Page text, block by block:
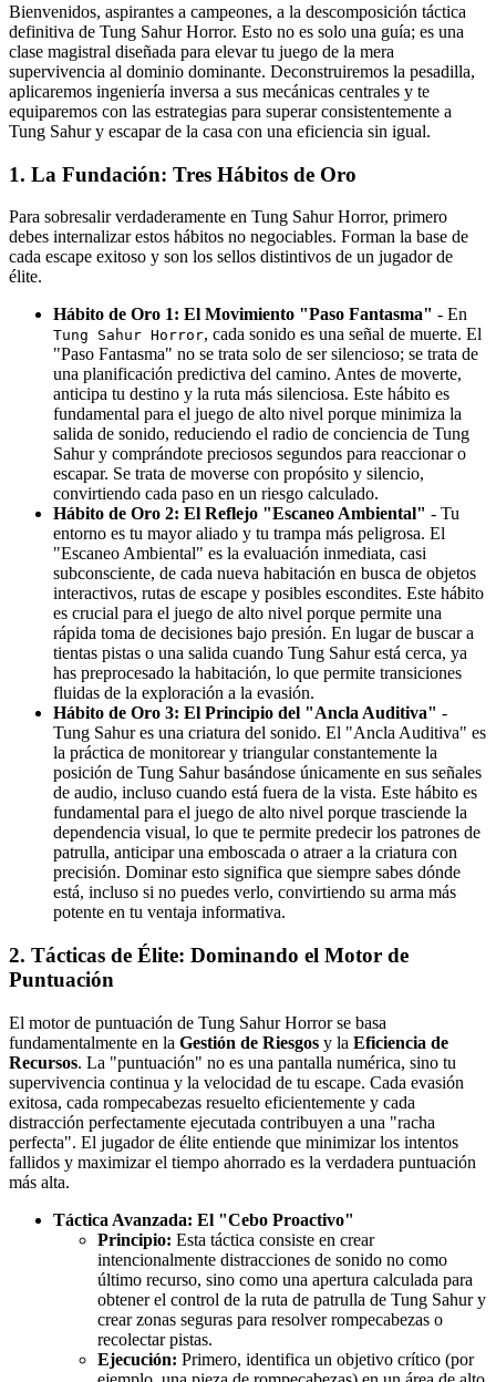
Bienvenidos, aspirantes a campeones, a la descomposición táctica
definitiva de Tung Sahur Horror. Esto no es solo una guía; es una
clase magistral diseñada para elevar tu juego de la mera
supervivencia al dominio dominante. Deconstruiremos la pesadilla,
aplicaremos ingeniería inversa a sus mecánicas centrales y te
equiparemos con las estrategias para superar consistentemente a
Tung Sahur y escapar de la casa con una eficiencia sin igual.
1. La Fundación: Tres Hábitos de Oro
Para sobresalir verdaderamente en Tung Sahur Horror, primero
debes internalizar estos hábitos no negociables. Forman la base de
cada escape exitoso y son los sellos distintivos de un jugador de
élite.
Hábito de Oro 1: El Movimiento "Paso Fantasma" - En
Tung Sahur Horror, cada sonido es una señal de muerte. El
"Paso Fantasma" no se trata solo de ser silencioso; se trata de
una planificación predictiva del camino. Antes de moverte,
anticipa tu destino y la ruta más silenciosa. Este hábito es
fundamental para el juego de alto nivel porque minimiza la
salida de sonido, reduciendo el radio de conciencia de Tung
Sahur y comprándote preciosos segundos para reaccionar o
escapar. Se trata de moverse con propósito y silencio,
convirtiendo cada paso en un riesgo calculado.
Hábito de Oro 2: El Reflejo "Escaneo Ambiental" - Tu
entorno es tu mayor aliado y tu trampa más peligrosa. El
"Escaneo Ambiental" es la evaluación inmediata, casi
subconsciente, de cada nueva habitación en busca de objetos
interactivos, rutas de escape y posibles escondites. Este hábito
es crucial para el juego de alto nivel porque permite una
rápida toma de decisiones bajo presión. En lugar de buscar a
tientas pistas o una salida cuando Tung Sahur está cerca, ya
has preprocesado la habitación, lo que permite transiciones
fluidas de la exploración a la evasión.
Hábito de Oro 3: El Principio del "Ancla Auditiva" -
Tung Sahur es una criatura del sonido. El "Ancla Auditiva" es
la práctica de monitorear y triangular constantemente la
posición de Tung Sahur basándose únicamente en sus señales
de audio, incluso cuando está fuera de la vista. Este hábito es
fundamental para el juego de alto nivel porque trasciende la
dependencia visual, lo que te permite predecir los patrones de
patrulla, anticipar una emboscada o atraer a la criatura con
precisión. Dominar esto significa que siempre sabes dónde
está, incluso si no puedes verlo, convirtiendo su arma más
potente en tu ventaja informativa.
2. Tácticas de Élite: Dominando el Motor de
Puntuación
El motor de puntuación de Tung Sahur Horror se basa
fundamentalmente en la Gestión de Riesgos y la Eficiencia de
Recursos. La "puntuación" no es una pantalla numérica, sino tu
supervivencia continua y la velocidad de tu escape. Cada evasión
exitosa, cada rompecabezas resuelto eficientemente y cada
distracción perfectamente ejecutada contribuyen a una "racha
perfecta". El jugador de élite entiende que minimizar los intentos
fallidos y maximizar el tiempo ahorrado es la verdadera puntuación
más alta.
Táctica Avanzada: El "Cebo Proactivo"
Principio: Esta táctica consiste en crear
intencionalmente distracciones de sonido no como
último recurso, sino como una apertura calculada para
obtener el control de la ruta de patrulla de Tung Sahur y
crear zonas seguras para resolver rompecabezas o
recolectar pistas.
Ejecución: Primero, identifica un objetivo crítico (por